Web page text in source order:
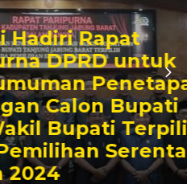
Rapat
untuk
Penetapan
Bupati
Terpilih
Serentak